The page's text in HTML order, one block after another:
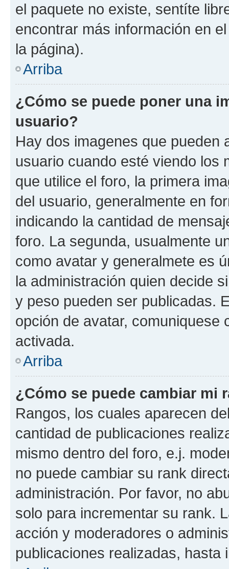
el paquete no existe, sentíte
encontrar más información en
la página).
Arriba
¿Cómo se puede poner una
usuario?
Hay dos imagenes que pueden
usuario cuando esté viendo los
que utilice el foro, la primera
del usuario, generalmente en
indicando la cantidad de
foro. La segunda, usualmente
como avatar y generalmete es
la administración quien decide
y peso pueden ser publicadas.
opción de avatar, comuniquese
activada.
Arriba
¿Cómo se puede cambiar mi
Rangos, los cuales aparecen
cantidad de publicaciones
mismo dentro del foro, e.j.
no puede cambiar su rank
administración. Por favor, no
solo para incrementar su rank.
acción y moderadores o
publicaciones realizadas, hasta